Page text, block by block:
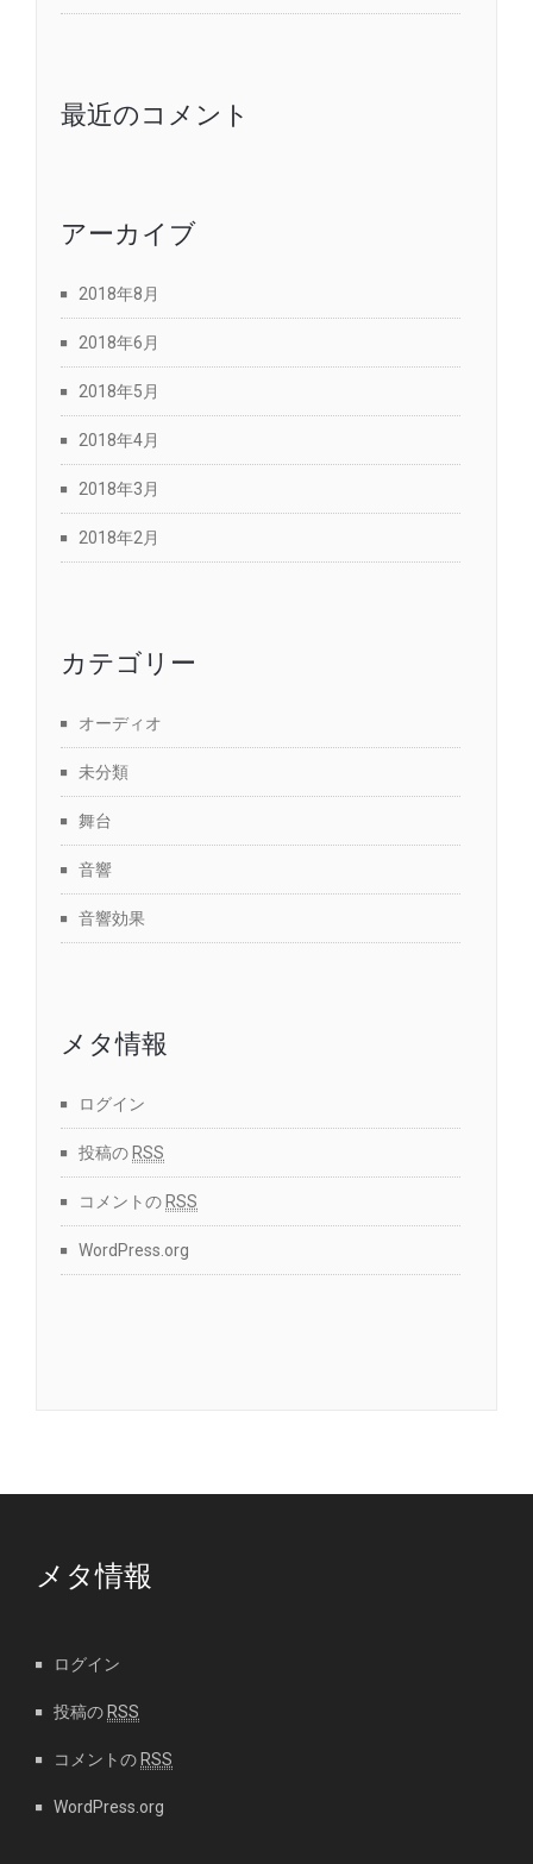
最近のコメント
アーカイブ
2018年8月
2018年6月
2018年5月
2018年4月
2018年3月
2018年2月
カテゴリー
オーディオ
未分類
舞台
音響
音響効果
メタ情報
ログイン
投稿の RSS
コメントの RSS
WordPress.org
メタ情報
ログイン
投稿の RSS
コメントの RSS
WordPress.org